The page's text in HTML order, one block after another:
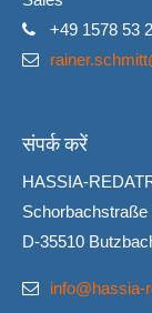
+49 1578 53
संपर्क करें
HASSIA-
Schorbachstraße
D-35510
info@hassia-